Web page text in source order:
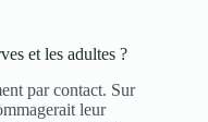
et les adultes ?
par contact. Sur
leur